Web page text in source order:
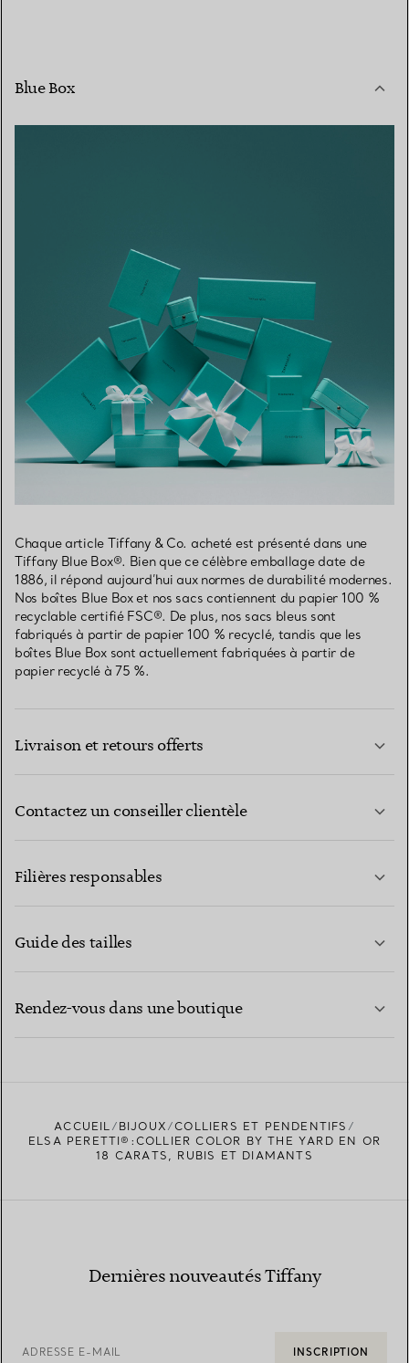
Blue Box
Chaque article Tiffany & Co. acheté est présenté dans une
Tiffany Blue Box®. Bien que ce célèbre emballage date de
1886, il répond aujourd’hui aux normes de durabilité modernes.
Nos boîtes Blue Box et nos sacs contiennent du papier 100 %
recyclable certifié FSC®. De plus, nos sacs bleus sont
fabriqués à partir de papier 100 % recyclé, tandis que les
boîtes Blue Box sont actuellement fabriquées à partir de
papier recyclé à 75 %.
Livraison et retours offerts
Contactez un conseiller clientèle
Filières responsables
Guide des tailles
Rendez-vous dans une boutique
TROUVEZ LA BOUTIQUE LA PLUS PROCHE
ACCUEIL BIJOUX
COLLIERS ET PENDENTIFS
ELSA PERETTI®:COLLIER COLOR BY THE YARD EN OR
18 CARATS, RUBIS ET DIAMANTS
Dernières nouveautés Tiffany
ADRESSE E-MAIL INSCRIPTION